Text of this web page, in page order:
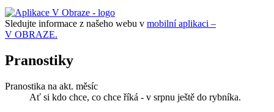
Sledujte informace z našeho webu v mobilní aplikaci –
V OBRAZE.
Pranostiky
Pranostika na akt. měsíc
Ať si kdo chce, co chce říká - v srpnu ještě do rybníka.